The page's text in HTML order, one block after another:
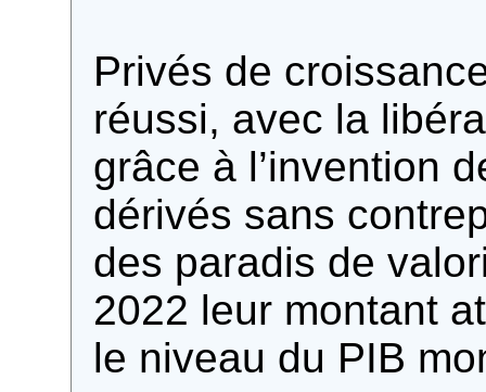
Privés de
réussi, avec la
grâce à l’invention
dérivés sans
des paradis de
2022 leur montant
le niveau du PIB